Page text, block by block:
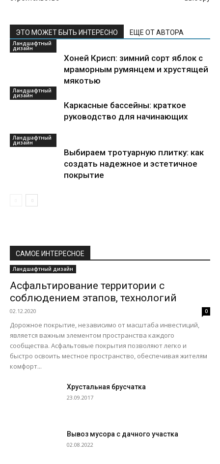
ЭТО МОЖЕТ БЫТЬ ИНТЕРЕСНО ЕЩЕ ОТ АВТОРА
Ландшафтный
дизайн
Хоней Крисп: зимний сорт яблок с
мраморным румянцем и хрустящей
мякотью
Ландшафтный
дизайн
Каркасные бассейны: краткое
руководство для начинающих
Ландшафтный
дизайн
Выбираем тротуарную плитку: как
создать надежное и эстетичное
покрытие
САМОЕ ИНТЕРЕСНОЕ
Ландшафтный дизайн
Асфальтирование территории с
соблюдением этапов, технологий
02.12.2020 0
Дорожное покрытие, независимо от масштаба инвестиций,
является важным элементом пространства каждого
сообщества. Асфальтовые покрытия позволяют легко и
быстро освоить местное пространство, обеспечивая жителям
комфорт...
Хрустальная брусчатка
23.09.2017
Вывоз мусора с дачного участка
02.08.2022